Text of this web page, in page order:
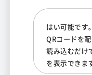
はい可能です。
QRコードを
読み込むだけ
を表示できま